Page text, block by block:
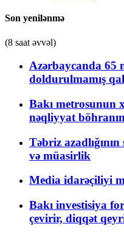
Son yenilənmə
(8 saat əvvəl)
Azərbaycanda 65
doldurulmamış
Bakı metrosunun
nəqliyyat
Təbriz
və müasirlik
Media idarəçiliyi
Bakı investisiya
çevirir, diqqət